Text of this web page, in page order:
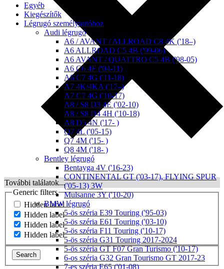
További találatok...
Generic filters
Hidden label
Hidden label
Hidden label
Hidden label
Search
Egyéb
Kiegészítők
Légrugó személyautóhoz
Audi légrugó
A6 / AVANT / ALLROAD C8 4K ('18–)
A6 ALLROAD C5 4B ('99-06)
A6 AVANT / QUATTRO C5 4B ('98-05)
A6 C6 4F ('04-11)
A6 C7 4G ('11-18)
A7 4K/4KA ('17–)
A7 C7 4G ('10-17)
A8 / S8 D3 4E ('02-10)
A8 / S8 D4 4H ('10-18)
A8 D5 4N ('17- )
Q7 4L ('05-15)
Q7 4M ('15- )
Q8 4M ('18- )
Bentley légrugó
Bentayga 4V ('16-23)
CONTINENTAL GT ('03-17), FLYING SPUR
('05-13) 3W
Mulsanne 3Y ('10-20)
BMW légrugó
5-ös széria E39 Touring ('95-03)
5-ös széria E61 Touring ('03-10)
5-ös széria F11 Touring ('10-17)
5-ös széria G31 Touring 2017-2024
5-ös széria GT F07 Gran Turismo ('10-17)
6-os széria G32 Gran Tourismo GT 2017-23
7-es széria E65 ('01-08)